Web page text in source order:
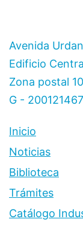
Avenida
Edificio
Zona postal
G - 200121467
Inicio
Noticias
Biblioteca
Trámites
Catálogo